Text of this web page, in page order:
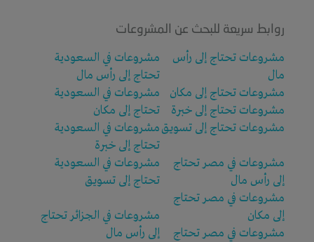
روابط سريعة للبحث عن المشروعات
مشروعات تحتاج إلى رأس
مال
مشروعات تحتاج إلى مكان
مشروعات تحتاج إلى خبرة
مشروعات تحتاج إلى تسويق
مشروعات في مصر تحتاج
إلى رأس مال
مشروعات في مصر تحتاج
إلى مكان
مشروعات في مصر تحتاج
مشروعات في السعودية
تحتاج إلى رأس مال
مشروعات في السعودية
تحتاج إلى مكان
مشروعات في السعودية
تحتاج إلى خبرة
مشروعات في السعودية
تحتاج إلى تسويق
مشروعات في الجزائر تحتاج
إلى رأس مال